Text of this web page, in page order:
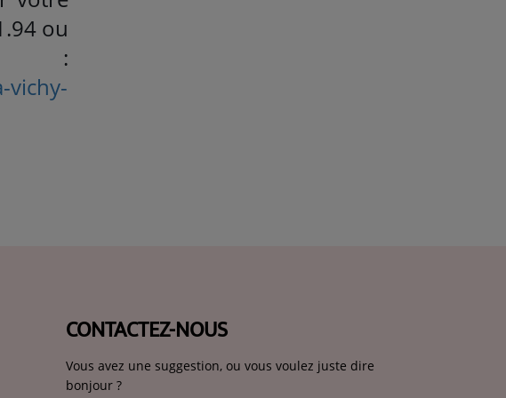
ou
:
vichy-
CONTACTEZ-NOUS
Vous avez une suggestion, ou vous voulez juste dire
bonjour ?